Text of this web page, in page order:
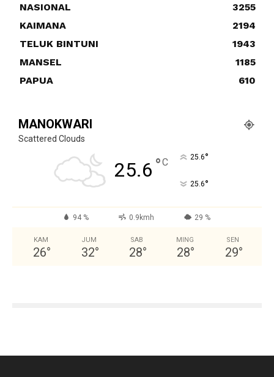
NASIONAL
3255
KAIMANA
2194
TELUK BINTUNI
1943
MANSEL
1185
PAPUA
610
MANOKWARI
Scattered Clouds
25.6 °C 25.6°
25.6°
94 % 0.9kmh 29 %
KAM
26°
JUM
32°
SAB
28°
MING
28°
SEN
29°